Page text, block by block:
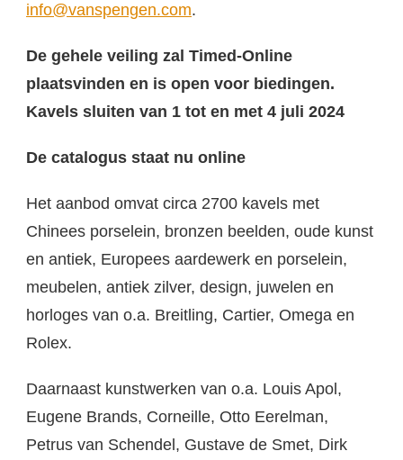
info@vanspengen.com.
De gehele veiling zal Timed-Online
plaatsvinden en is open voor biedingen.
Kavels sluiten van 1 tot en met 4 juli 2024
De catalogus staat nu online
Het aanbod omvat circa 2700 kavels met
Chinees porselein, bronzen beelden, oude kunst
en antiek, Europees aardewerk en porselein,
meubelen, antiek zilver, design, juwelen en
horloges van o.a. Breitling, Cartier, Omega en
Rolex.
Daarnaast kunstwerken van o.a. Louis Apol,
Eugene Brands, Corneille, Otto Eerelman,
Petrus van Schendel, Gustave de Smet, Dirk